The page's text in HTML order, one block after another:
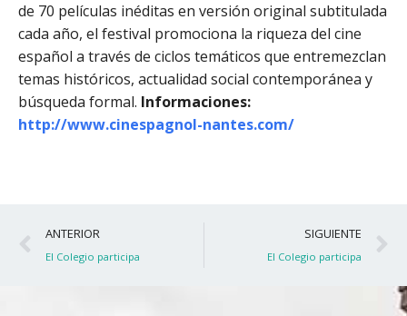
de 70 películas inéditas en versión original subtitulada
cada año, el festival promociona la riqueza del cine
español a través de ciclos temáticos que entremezclan
temas históricos, actualidad social contemporánea y
búsqueda formal. Informaciones:
http://www.cinespagnol-nantes.com/
Ant
ANTERIOR
El Colegio participa
SIGUIENTE
El Colegio participa